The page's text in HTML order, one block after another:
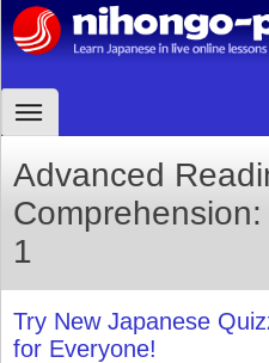
Advanced
1
Try New Japanese
for Everyone!